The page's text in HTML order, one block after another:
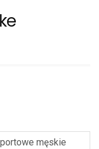
męskie